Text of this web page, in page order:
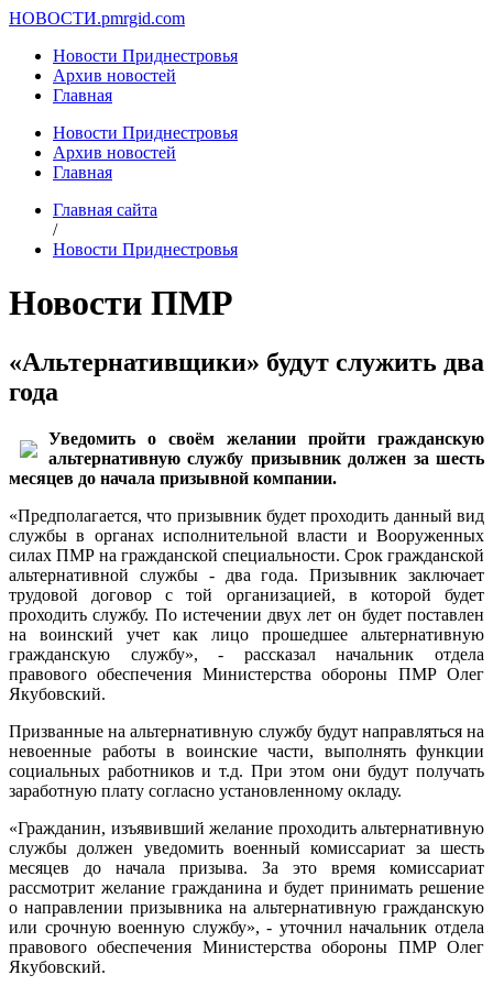
НОВОСТИ.pmrgid.com
Новости Приднестровья
Архив новостей
Главная
Новости Приднестровья
Архив новостей
Главная
Главная сайта
/
Новости Приднестровья
Новости ПМР
«Альтернативщики» будут служить два
года
Уведомить о своём желании пройти гражданскую
альтернативную службу призывник должен за шесть
месяцев до начала призывной компании.
«Предполагается, что призывник будет проходить данный вид
службы в органах исполнительной власти и Вооруженных
силах ПМР на гражданской специальности. Срок гражданской
альтернативной службы - два года. Призывник заключает
трудовой договор с той организацией, в которой будет
проходить службу. По истечении двух лет он будет поставлен
на воинский учет как лицо прошедшее альтернативную
гражданскую службу», - рассказал начальник отдела
правового обеспечения Министерства обороны ПМР Олег
Якубовский.
Призванные на альтернативную службу будут направляться на
невоенные работы в воинские части, выполнять функции
социальных работников и т.д. При этом они будут получать
заработную плату согласно установленному окладу.
«Гражданин, изъявивший желание проходить альтернативную
службы должен уведомить военный комиссариат за шесть
месяцев до начала призыва. За это время комиссариат
рассмотрит желание гражданина и будет принимать решение
о направлении призывника на альтернативную гражданскую
или срочную военную службу», - уточнил начальник отдела
правового обеспечения Министерства обороны ПМР Олег
Якубовский.